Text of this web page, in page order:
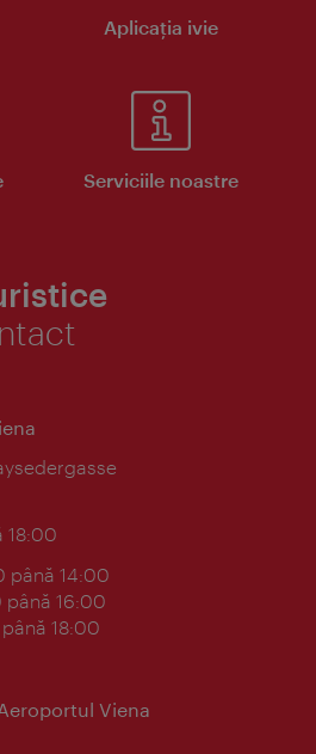
Aplicaţia ivie
Serviciile noastre
18:00
până 14:00
până 16:00
18:00
Viena